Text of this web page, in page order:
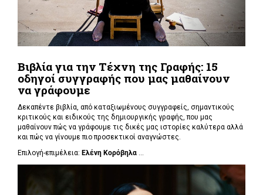
Βιβλία για την Τέχνη της Γραφής: 15
οδηγοί συγγραφής που μας μαθαίνουν
να γράφουμε
Δεκαπέντε βιβλία, από καταξιωμένους συγγραφείς, σημαντικούς
κριτικούς και ειδικούς της δημιουργικής γραφής, που μας
μαθαίνουν πώς να γράφουμε τις δικές μας ιστορίες καλύτερα αλλά
και πώς να γίνουμε πιο προσεκτικοί αναγνώστες.
Επιλογή-επιμέλεια: Ελένη Κορόβηλα ...